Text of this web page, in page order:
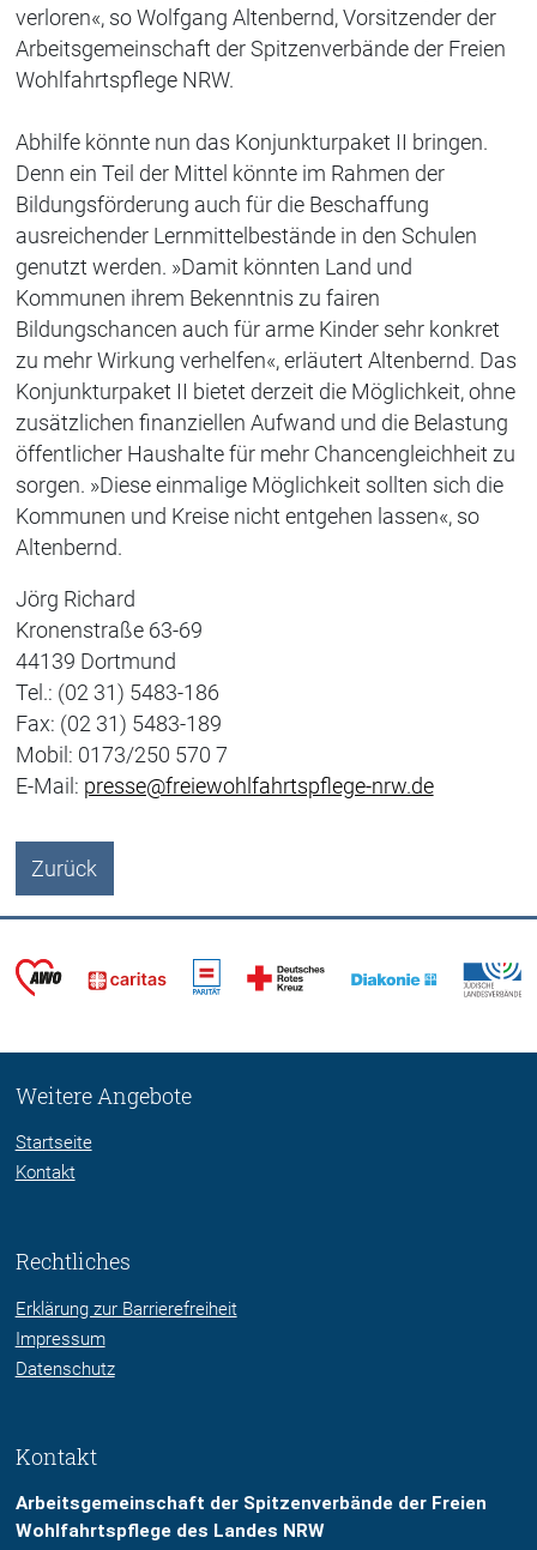
verloren«, so Wolfgang Altenbernd, Vorsitzender der
Arbeitsgemeinschaft der Spitzenverbände der Freien
Wohlfahrtspflege NRW.
Abhilfe könnte nun das Konjunkturpaket II bringen.
Denn ein Teil der Mittel könnte im Rahmen der
Bildungsförderung auch für die Beschaffung
ausreichender Lernmittelbestände in den Schulen
genutzt werden. »Damit könnten Land und
Kommunen ihrem Bekenntnis zu fairen
Bildungschancen auch für arme Kinder sehr konkret
zu mehr Wirkung verhelfen«, erläutert Altenbernd. Das
Konjunkturpaket II bietet derzeit die Möglichkeit, ohne
zusätzlichen finanziellen Aufwand und die Belastung
öffentlicher Haushalte für mehr Chancengleichheit zu
sorgen. »Diese einmalige Möglichkeit sollten sich die
Kommunen und Kreise nicht entgehen lassen«, so
Altenbernd.
Jörg Richard
Kronenstraße 63-69
44139 Dortmund
Tel.: (02 31) 5483-186
Fax: (02 31) 5483-189
Mobil: 0173/250 570 7
E-Mail: presse@freiewohlfahrtspflege-nrw.de
Zurück
Weitere Angebote
Startseite
Kontakt
Rechtliches
Erklärung zur Barrierefreiheit
Impressum
Datenschutz
Kontakt
Arbeitsgemeinschaft der Spitzenverbände der Freien
Wohlfahrtspflege des Landes NRW